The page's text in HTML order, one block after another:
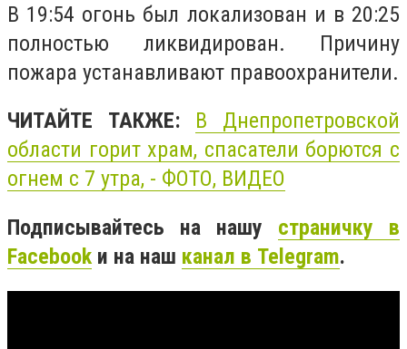
В 19:54 огонь был локализован и в 20:25
полностью ликвидирован. Причину
пожара устанавливают правоохранители.
ЧИТАЙТЕ ТАКЖЕ: В Днепропетровской
области горит храм, спасатели борются с
огнем с 7 утра, - ФОТО, ВИДЕО
Подписывайтесь на нашу страничку в
Facebook и на наш канал в Telegram.